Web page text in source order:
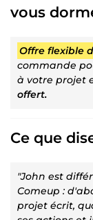
vous
Offre flexible
commande
à votre projet
offert.
Ce que
"John est
Comeup :
projet écrit,